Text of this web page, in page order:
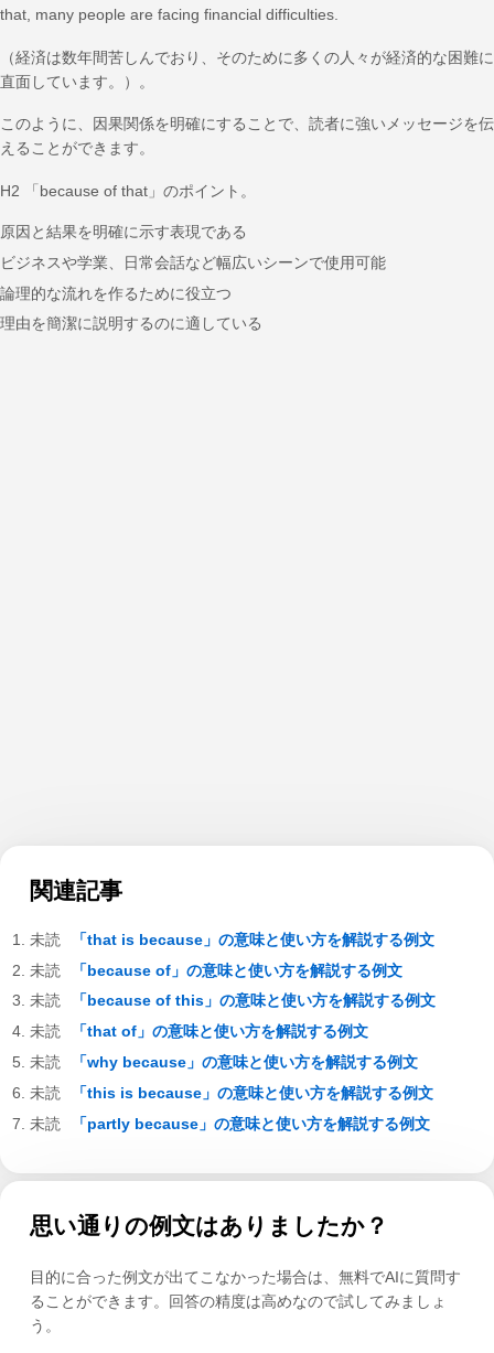
that, many people are facing financial difficulties.
（経済は数年間苦しんでおり、そのために多くの人々が経済的な困難に
直面しています。）。
このように、因果関係を明確にすることで、読者に強いメッセージを伝
えることができます。
H2 「because of that」のポイント。
原因と結果を明確に示す表現である
ビジネスや学業、日常会話など幅広いシーンで使用可能
論理的な流れを作るために役立つ
理由を簡潔に説明するのに適している
関連記事
「that is because」の意味と使い方を解説する例文
「because of」の意味と使い方を解説する例文
「because of this」の意味と使い方を解説する例文
「that of」の意味と使い方を解説する例文
「why because」の意味と使い方を解説する例文
「this is because」の意味と使い方を解説する例文
「partly because」の意味と使い方を解説する例文
思い通りの例文はありましたか？
目的に合った例文が出てこなかった場合は、無料でAIに質問す
ることができます。回答の精度は高めなので試してみましょ
う。